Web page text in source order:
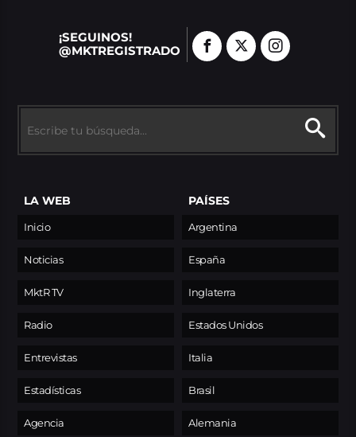
¡SEGUINOS!
@MKTREGISTRADO
LA WEB
Inicio
Noticias
MktR TV
Radio
Entrevistas
Estadísticas
Agencia
PAÍSES
Argentina
España
Inglaterra
Estados Unidos
Italia
Brasil
Alemania